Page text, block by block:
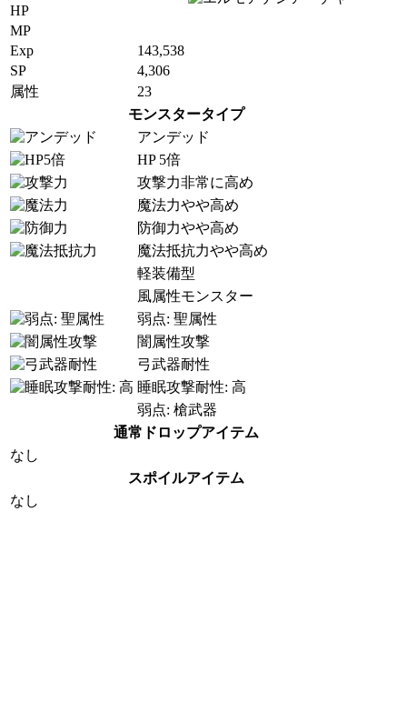
HP
MP
Exp
143,538
SP
4,306
属性
23
モンスタータイプ
アンデッド
HP 5倍
攻撃力非常に高め
魔法力やや高め
防御力やや高め
魔法抵抗力やや高め
軽装備型
風属性モンスター
弱点: 聖属性
闇属性攻撃
弓武器耐性
睡眠攻撃耐性: 高
弱点: 槍武器
通常ドロップアイテム
なし
スポイルアイテム
なし